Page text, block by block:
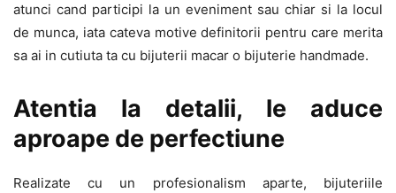
atunci cand participi la un eveniment sau chiar si la locul
de munca, iata cateva motive definitorii pentru care merita
sa ai in cutiuta ta cu bijuterii macar o bijuterie handmade.
Atentia la detalii, le aduce
aproape de perfectiune
Realizate cu un profesionalism aparte, bijuteriile